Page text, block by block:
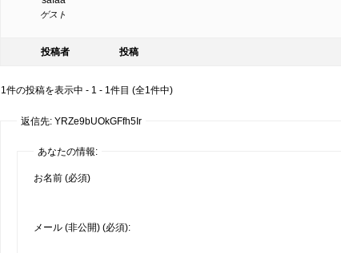
ゲスト
投稿者 投稿
1件の投稿を表示中 - 1 - 1件目 (全1件中)
返信先: YRZe9bUOkGFfh5Ir
あなたの情報:
お名前 (必須)
メール (非公開) (必須):